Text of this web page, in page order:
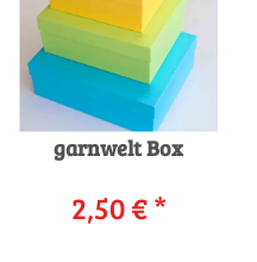
garnwelt Box
2,50 €*